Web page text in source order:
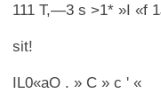
111 T,—3 s >1* »I «f
sit!
IL0«aO . » C » c ' «